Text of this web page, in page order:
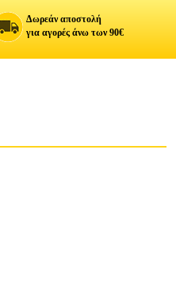
Δωρεάν αποστολή
για αγορές άνω των 90€